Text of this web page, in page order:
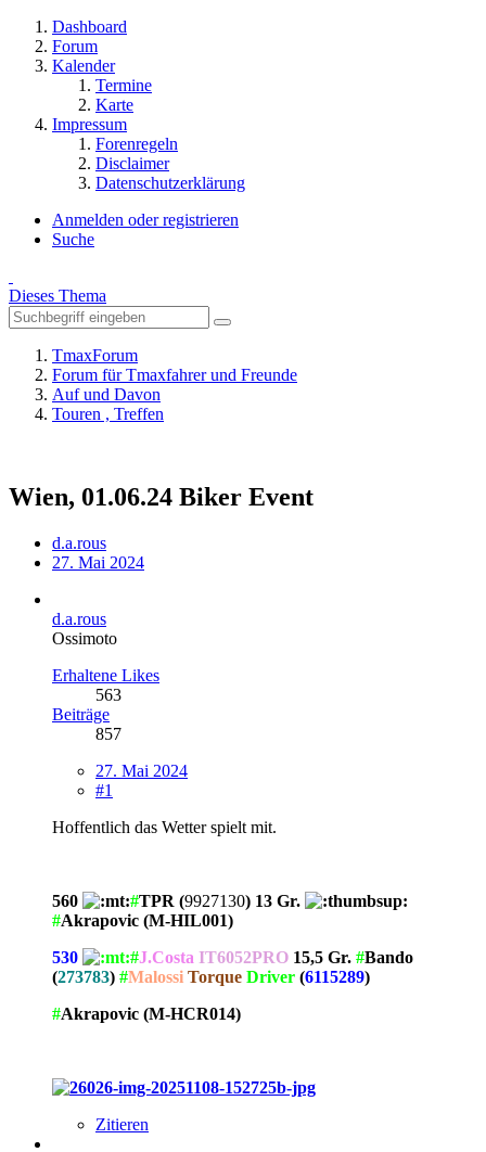
Dashboard
Forum
Kalender
Termine
Karte
Impressum
Forenregeln
Disclaimer
Datenschutzerklärung
Anmelden oder registrieren
Suche
Dieses Thema
TmaxForum
Forum für Tmaxfahrer und Freunde
Auf und Davon
Touren , Treffen
Wien, 01.06.24 Biker Event
d.a.rous
27. Mai 2024
d.a.rous
Ossimoto
Erhaltene Likes
563
Beiträge
857
27. Mai 2024
#1
Hoffentlich das Wetter spielt mit.
560 #TPR (9927130) 13 Gr.
#Akrapovic (M-HIL001)
530
#J.Costa IT6052PRO 15,5 Gr. #Bando
(273783) #Malossi Torque Driver (6115289)
#Akrapovic (M-HCR014)
Zitieren